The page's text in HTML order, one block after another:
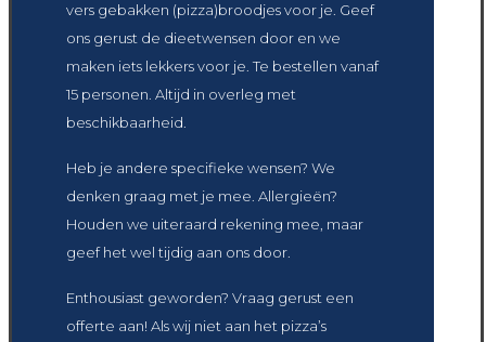
vers gebakken (pizza)broodjes voor je. Geef
ons gerust de dieetwensen door en we
maken iets lekkers voor je. Te bestellen vanaf
15 personen. Altijd in overleg met
beschikbaarheid.
Heb je andere specifieke wensen? We
denken graag met je mee. Allergieën?
Houden we uiteraard rekening mee, maar
geef het wel tijdig aan ons door.
Enthousiast geworden? Vraag gerust een
offerte aan! Als wij niet aan het pizza’s